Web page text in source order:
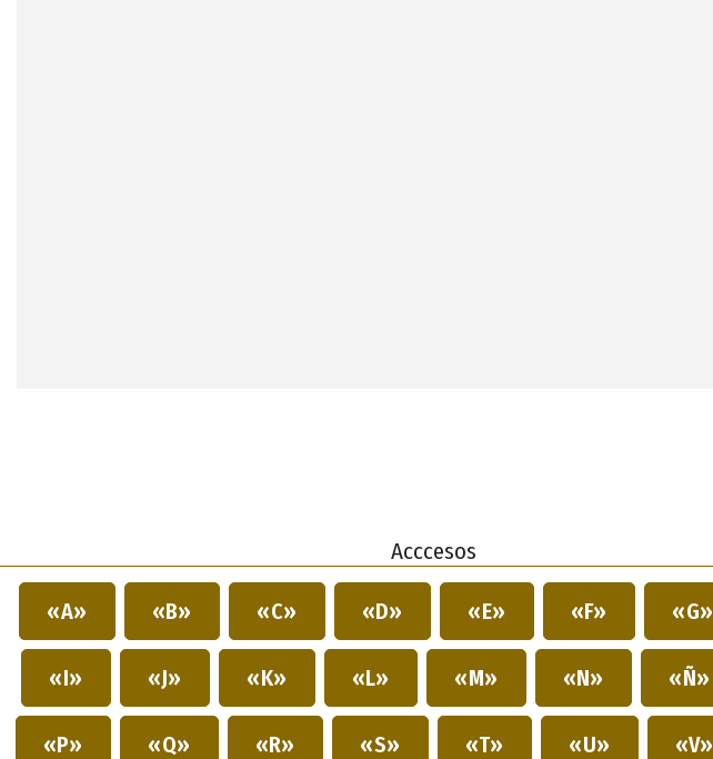
Acccesos
«A» «B» «C» «D» «E» «F» «G»
«I» «J» «K» «L» «M» «N» «Ñ»
«P» «Q» «R» «S» «T» «U» «V»